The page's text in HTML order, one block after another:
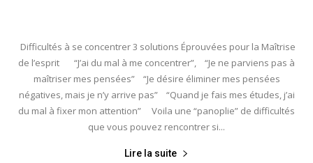
Difficultés à se concentrer 3 solutions Éprouvées pour la Maîtrise
de l’esprit “J’ai du mal à me concentrer”, “Je ne parviens pas à
maîtriser mes pensées” “Je désire éliminer mes pensées
négatives, mais je n’y arrive pas” “Quand je fais mes études, j’ai
du mal à fixer mon attention” Voila une “panoplie” de difficultés
que vous pouvez rencontrer si...
Lire la suite